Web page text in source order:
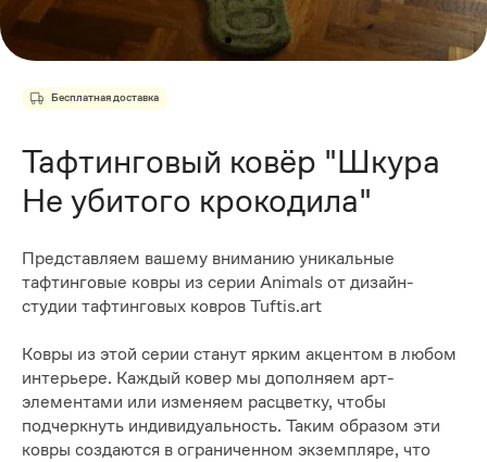
Бесплатная доставка
Тафтинговый ковёр "Шкура
Не убитого крокодила"
Представляем вашему вниманию уникальные
тафтинговые ковры из серии Animals от дизайн-
студии тафтинговых ковров Tuftis.art
Ковры из этой серии станут ярким акцентом в любом
интерьере. Каждый ковер мы дополняем арт-
элементами или изменяем расцветку, чтобы
подчеркнуть индивидуальность. Таким образом эти
ковры создаются в ограниченном экземпляре, что